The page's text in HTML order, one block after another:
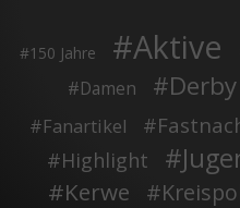
150 Jahre Aktive
Damen Derby
Fanartikel
Highlight
Kerwe